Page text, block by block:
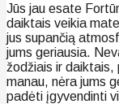
Jūs jau esate
daiktais veikia
jus supančią
jums geriausia.
žodžiais ir
manau, nėra jums
padėti įgyvendinti